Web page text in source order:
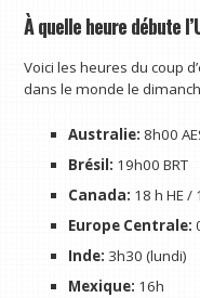
À quelle heure débute
Voici les heures du coup
dans le monde le
Australie: 8h00
Brésil: 19h00 BRT
Canada: 18 h HE /
Europe Centrale:
Inde: 3h30 (lundi)
Mexique: 16h